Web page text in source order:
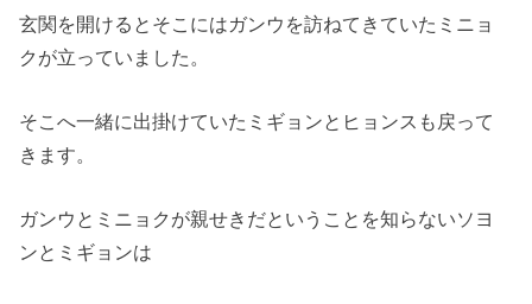
玄関を開けるとそこにはガンウを訪ねてきていたミニョ
クが立っていました。
そこへ一緒に出掛けていたミギョンとヒョンスも戻って
きます。
ガンウとミニョクが親せきだということを知らないソヨ
ンとミギョンは